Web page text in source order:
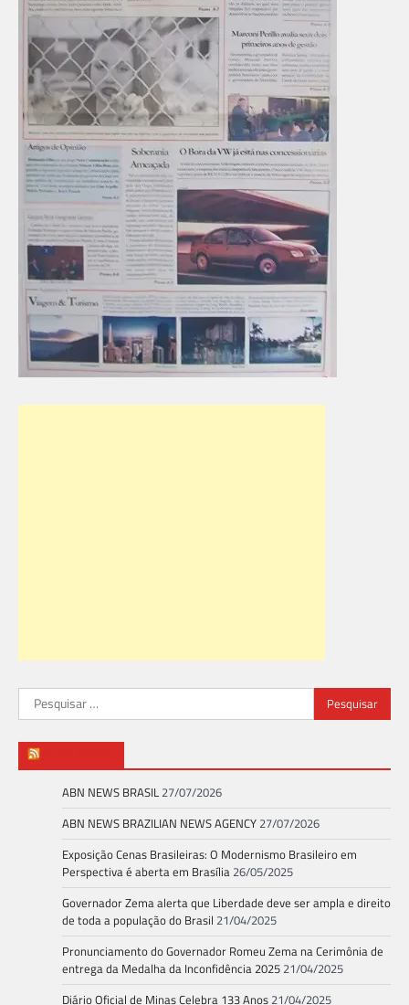
Pesquisar
por:
ABN NEWS BRASIL 27/07/2026
ABN NEWS BRAZILIAN NEWS AGENCY 27/07/2026
Exposição Cenas Brasileiras: O Modernismo Brasileiro em
Perspectiva é aberta em Brasília 26/05/2025
Governador Zema alerta que Liberdade deve ser ampla e direito
de toda a população do Brasil 21/04/2025
Pronunciamento do Governador Romeu Zema na Cerimônia de
entrega da Medalha da Inconfidência 2025 21/04/2025
Diário Oficial de Minas Celebra 133 Anos 21/04/2025